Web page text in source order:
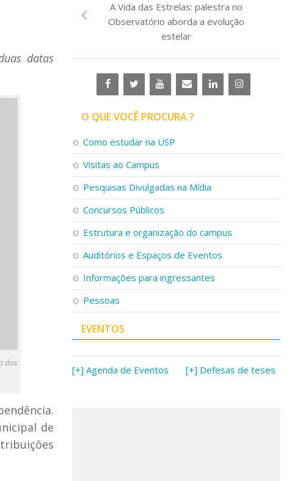
datas
dos
de
A Vida das Estrelas: palestra no
Observatório aborda a evolução
estelar
O QUE VOCÊ PROCURA ?
Como estudar na USP
Visitas ao Campus
Pesquisas Divulgadas na Mídia
Concursos Públicos
Estrutura e organização do campus
Auditórios e Espaços de Eventos
Informações para ingressantes
Pessoas
EVENTOS
[+] Agenda de Eventos [+] Defesas de teses